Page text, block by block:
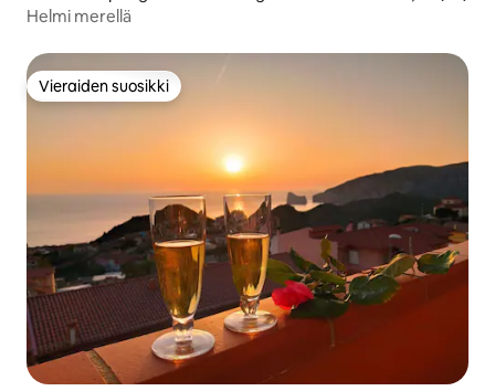
Helmi merellä
Vieraiden suosikki
Vieraiden suosikki